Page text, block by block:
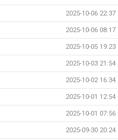
2025-10-06 22:37
2025-10-06 08:17
2025-10-05 19:23
2025-10-03 21:54
2025-10-02 16:34
2025-10-01 12:54
2025-10-01 07:56
2025-09-30 20:24